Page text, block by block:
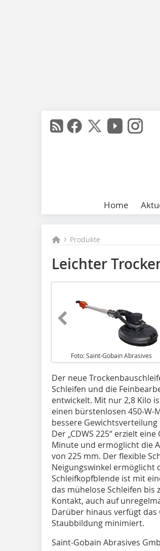
Home
Produkte
Leichter
Foto: Saint-Gobain Abrasives
Der neue
Schleifen und die
entwickelt. Mit nur 2,8 Kilo
einen bürstenlosen 450-W-
bessere
Der „CDWS 225“ erzielt
Minute und ermöglicht die
von 225 mm. Der flexible
Neigungswinkel ermöglicht
Schleifkopfblende ist mit
das mühelose Schleifen bis
Kontakt, auch auf
Darüber hinaus verfügt
Staubbildung minimiert.
Saint-Gobain Abrasives